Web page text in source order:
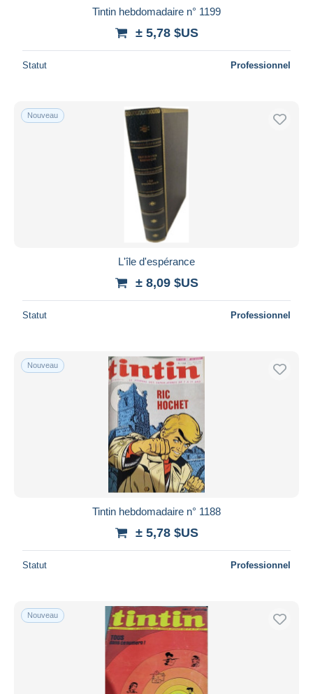
Tintin hebdomadaire n° 1199
± 5,78 $US
Statut Professionnel
Nouveau
L'île d'espérance
± 8,09 $US
Statut Professionnel
Nouveau
Tintin hebdomadaire n° 1188
± 5,78 $US
Statut Professionnel
Nouveau